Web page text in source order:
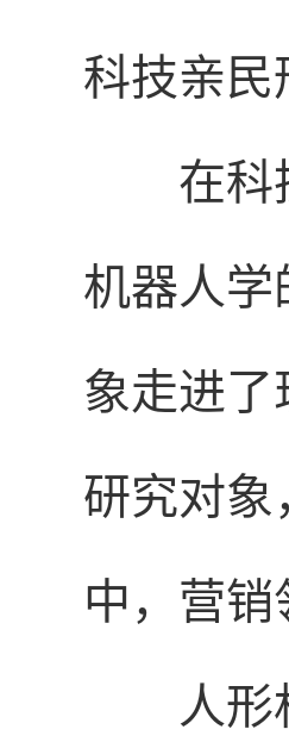
科技亲民
在科
机器人学
象走进
研究对象
中，营
人形